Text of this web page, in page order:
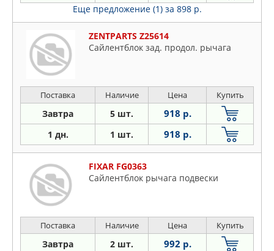
Еще предложение (1) за 898 р.
ZENTPARTS Z25614
Сайлентблок зад. продол. рычага
Поставка Наличие Цена Купить
Завтра 5 шт. 918 р.
1 дн. 1 шт. 918 р.
FIXAR FG0363
Сайлентблок рычага подвески
Поставка Наличие Цена Купить
Завтра 2 шт. 992 р.